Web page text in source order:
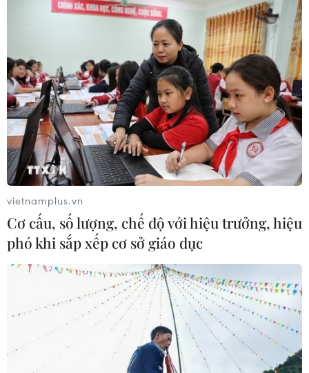
vietnamplus.vn
Cơ cấu, số lượng, chế độ với hiệu trưởng, hiệu
phó khi sắp xếp cơ sở giáo dục